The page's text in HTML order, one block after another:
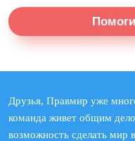
Друзья, Правмир уже
команда живет общим
возможность сделать мир